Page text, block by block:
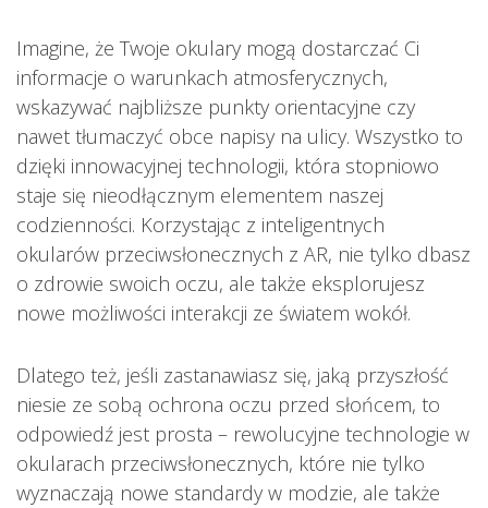
Imagine, że Twoje okulary mogą dostarczać Ci
informacje o warunkach atmosferycznych,
wskazywać najbliższe punkty orientacyjne czy
nawet tłumaczyć obce napisy na ulicy. Wszystko to
dzięki innowacyjnej technologii, która stopniowo
staje się nieodłącznym elementem naszej
codzienności. Korzystając z inteligentnych
okularów przeciwsłonecznych z AR, nie tylko dbasz
o zdrowie swoich oczu, ale także eksplorujesz
nowe możliwości interakcji ze światem wokół.
Dlatego też, jeśli zastanawiasz się, jaką przyszłość
niesie ze sobą ochrona oczu przed słońcem, to
odpowiedź jest prosta – rewolucyjne technologie w
okularach przeciwsłonecznych, które nie tylko
wyznaczają nowe standardy w modzie, ale także